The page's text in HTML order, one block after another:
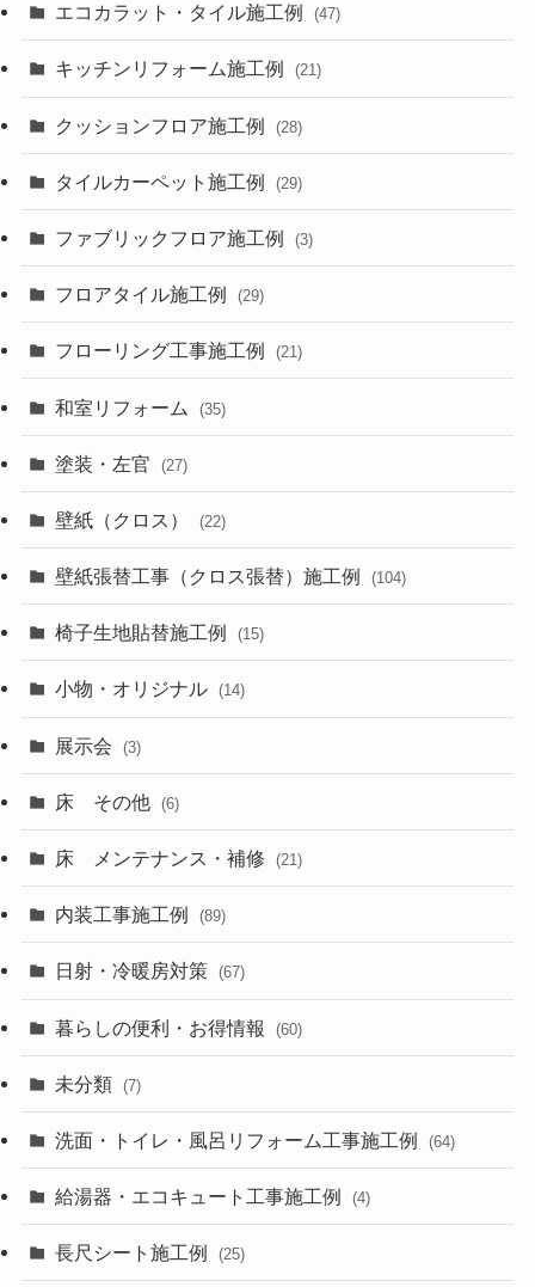
エコカラット・タイル施工例 (47)
キッチンリフォーム施工例 (21)
クッションフロア施工例 (28)
タイルカーペット施工例 (29)
ファブリックフロア施工例 (3)
フロアタイル施工例 (29)
フローリング工事施工例 (21)
和室リフォーム (35)
塗装・左官 (27)
壁紙（クロス） (22)
壁紙張替工事（クロス張替）施工例 (104)
椅子生地貼替施工例 (15)
小物・オリジナル (14)
展示会 (3)
床 その他 (6)
床 メンテナンス・補修 (21)
内装工事施工例 (89)
日射・冷暖房対策 (67)
暮らしの便利・お得情報 (60)
未分類 (7)
洗面・トイレ・風呂リフォーム工事施工例 (64)
給湯器・エコキュート工事施工例 (4)
長尺シート施工例 (25)